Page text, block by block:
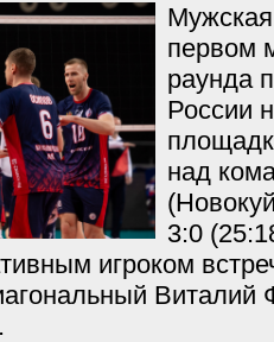
первом
раунда
России
над
3:0
игроком
Виталий